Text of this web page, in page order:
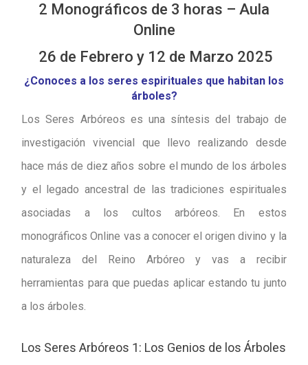
2 Monográficos de 3 horas – Aula
Online
26 de Febrero y 12 de Marzo 2025
¿Conoces a los seres espirituales que habitan los
árboles?
Los Seres Arbóreos es una síntesis del trabajo de
investigación vivencial que llevo realizando desde
hace más de diez años sobre el mundo de los árboles
y el legado ancestral de las tradiciones espirituales
asociadas a los cultos arbóreos. En estos
monográficos Online vas a conocer el origen divino y la
naturaleza del Reino Arbóreo y vas a recibir
herramientas para que puedas aplicar estando tu junto
a los árboles.
Los Seres Arbóreos 1: Los Genios de los Árboles